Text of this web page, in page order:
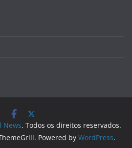
News. Todos os direitos reservados.
Powered by WordPress.